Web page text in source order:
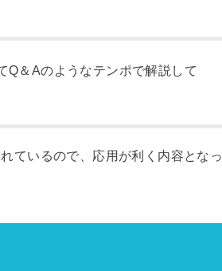
Q＆Aのようなテンポで解説して
ているので、応用が利く内容となっ